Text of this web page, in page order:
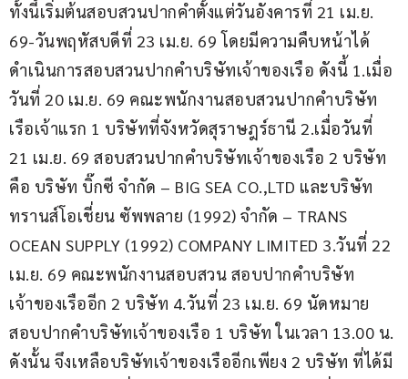
ทั้งนี้เริ่มต้นสอบสวนปากคำตั้งแต่วันอังคารที่ 21 เม.ย.
69-วันพฤหัสบดีที่ 23 เม.ย. 69 โดยมีความคืบหน้าได้
ดำเนินการสอบสวนปากคำบริษัทเจ้าของเรือ ดังนี้ 1.เมื่อ
วันที่ 20 เม.ย. 69 คณะพนักงานสอบสวนปากคำบริษัท
เรือเจ้าแรก 1 บริษัทที่จังหวัดสุราษฎร์ธานี 2.เมื่อวันที่
21 เม.ย. 69 สอบสวนปากคำบริษัทเจ้าของเรือ 2 บริษัท
คือ บริษัท บิ๊กซี จำกัด – BIG SEA CO.,LTD และบริษัท
ทรานส์โอเชี่ยน ซัพพลาย (1992) จำกัด – TRANS
OCEAN SUPPLY (1992) COMPANY LIMITED 3.วันที่ 22
เม.ย. 69 คณะพนักงานสอบสวน สอบปากคำบริษัท
เจ้าของเรืออีก 2 บริษัท 4.วันที่ 23 เม.ย. 69 นัดหมาย
สอบปากคำบริษัทเจ้าของเรือ 1 บริษัท ในเวลา 13.00 น.
ดังนั้น จึงเหลือบริษัทเจ้าของเรืออีกเพียง 2 บริษัท ที่ได้มี